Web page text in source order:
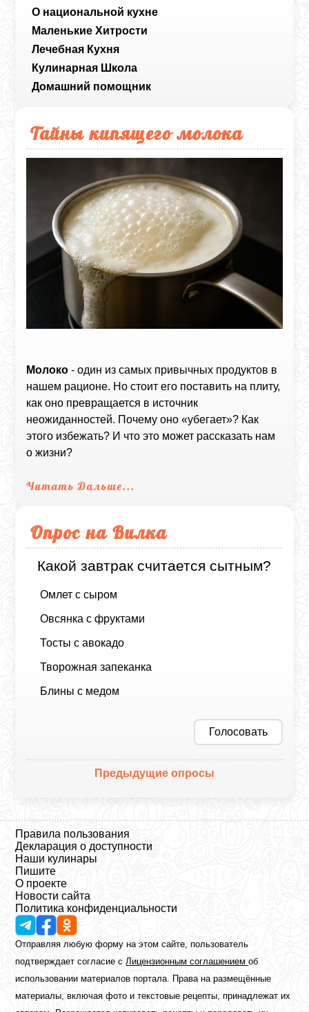
О национальной кухне
Маленькие Хитрости
Лечебная Кухня
Кулинарная Школа
Домашний помощник
Тайны кипящего молока
Молоко - один из самых привычных продуктов в
нашем рационе. Но стоит его поставить на плиту,
как оно превращается в источник
неожиданностей. Почему оно «убегает»? Как
этого избежать? И что это может рассказать нам
о жизни?
Читать Дальше...
Опрос на Вилка
Какой завтрак считается сытным?
Омлет с сыром
Овсянка с фруктами
Тосты с авокадо
Творожная запеканка
Блины с медом
Голосовать
Предыдущие опросы
Правила пользования
Декларация о доступности
Наши кулинары
Пишите
О проекте
Новости сайта
Политика конфиденциальности
Отправляя любую форму на этом сайте, пользователь
подтверждает согласие сЛицензионным соглашениемоб
использовании материалов портала. Права на размещённые
материалы, включая фото и текстовые рецепты, принадлежат их